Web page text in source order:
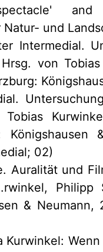
and
und
Intermedial.
von
02)
Auralität und
Philipp
&
Kurwinkel: